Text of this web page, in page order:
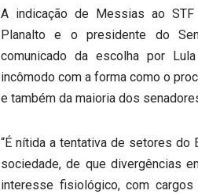
A indicação de Messias ao
Planalto e o presidente do
comunicado da escolha por
incômodo com a forma como o
e também da maioria dos
“É nítida a tentativa de setores do
sociedade, de que divergências
interesse fisiológico, com